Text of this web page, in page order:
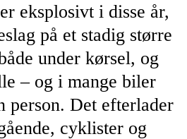
eksplosivt i disse år,
på et stadig større
under kørsel, og
– og i mange biler
person. Det efterlader
cyklister og